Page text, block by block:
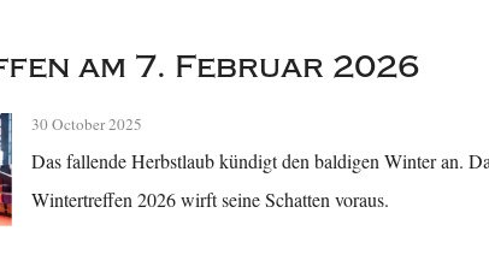
am 7. Februar 2026
30 October 2025
Das fallende Herbstlaub kündigt den baldigen Winter an.
Wintertreffen 2026 wirft seine Schatten voraus.